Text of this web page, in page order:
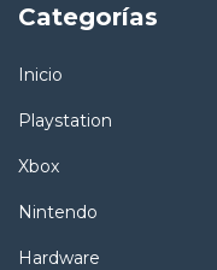
Categorías
Inicio
Playstation
Xbox
Nintendo
Hardware